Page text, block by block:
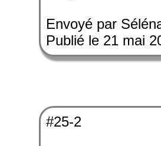
Envoyé par
Publié le 21 mai
#25-2